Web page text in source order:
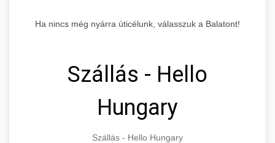
Ha nincs még nyárra úticélunk, válasszuk a Balatont!
Szállás - Hello
Hungary
Szállás - Hello Hungary